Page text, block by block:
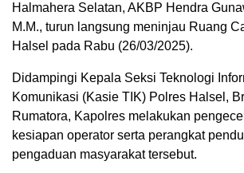
Halmahera Selatan, AKBP Hendra
M.M., turun langsung meninjau Ruang
Halsel pada Rabu (26/03/2025).
Didampingi Kepala Seksi Teknologi
Komunikasi (Kasie TIK) Polres Halsel,
Rumatora, Kapolres melakukan
kesiapan operator serta perangkat
pengaduan masyarakat tersebut.